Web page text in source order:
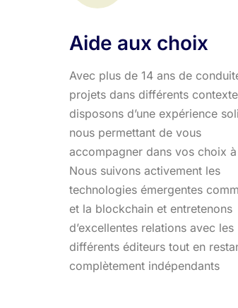
Aide aux choix
Avec plus de 14 ans de
projets dans différents
disposons d’une expérience
nous permettant de vous
accompagner dans vos choix à
Nous suivons activement les
technologies émergentes
et la blockchain et entretenons
d’excellentes relations avec les
différents éditeurs tout en
complètement indépendants